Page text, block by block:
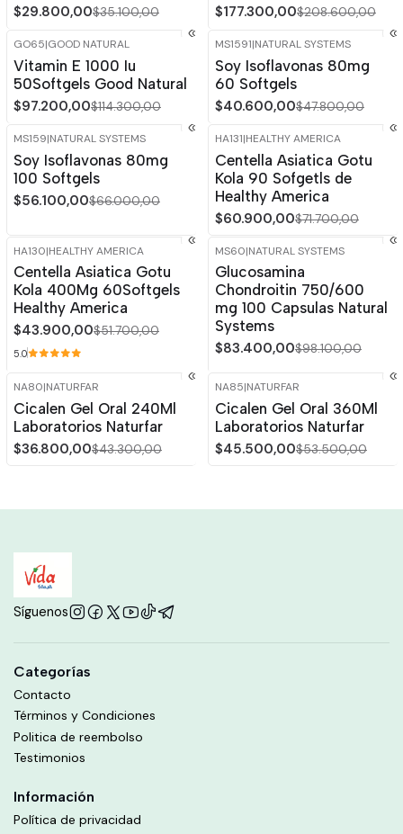
$29.800,00$35.100,00
$177.300,00$208.600,00
-15%
GO65|GOOD NATURAL
Vitamin E 1000 Iu
50Softgels Good Natural
$97.200,00$114.300,00
OFF
MS1591|NATURAL SYSTEMS
Soy Isoflavonas 80mg
60 Softgels
$40.600,00$47.800,00
-15%
MS159|NATURAL SYSTEMS
Soy Isoflavonas 80mg
100 Softgels
$56.100,00$66.000,00
-15%
HA131|HEALTHY AMERICA
Centella Asiatica Gotu
Kola 90 Sofgetls de
Healthy America
$60.900,00$71.700,00
-15%OFF
HA130|HEALTHY AMERICA
Centella Asiatica Gotu
Kola 400Mg 60Softgels
Healthy America
$43.900,00$51.700,00
5.0
-15% OFF
Agotado
MS60|NATURAL SYSTEMS
Glucosamina
Chondroitin 750/600
mg 100 Capsulas Natural
Systems
$83.400,00$98.100,00
-15%
NA80|NATURFAR
Cicalen Gel Oral 240Ml
Laboratorios Naturfar
$36.800,00$43.300,00
-15%
NA85|NATURFAR
Cicalen Gel Oral 360Ml
Laboratorios Naturfar
$45.500,00$53.500,00
Síguenos
Categorías
Contacto
Términos y Condiciones
Politica de reembolso
Testimonios
Información
Política de privacidad